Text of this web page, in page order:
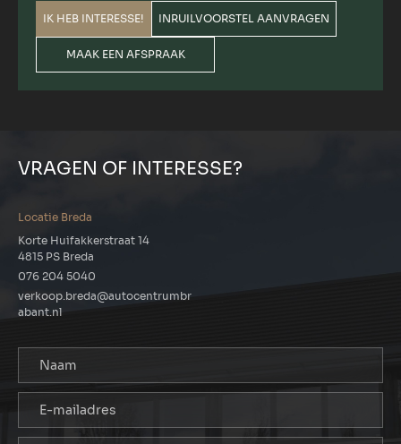
IK HEB INTERESSE! INRUILVOORSTEL AANVRAGEN
MAAK EEN AFSPRAAK
VRAGEN OF INTERESSE?
Locatie Breda
Korte Huifakkerstraat 14
4815 PS Breda
076 204 5040
verkoop.breda@autocentrumbr
abant.nl